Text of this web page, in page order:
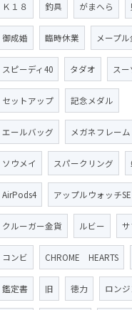
Ｋ１８ 釣具 がまへら
御成婚 臨時休業 メープル
スピーディ40 タダオ スー
セットアップ 記念メダル
エールバッグ メガネフレーム
ソウメイ スパークリング
AirPods4 アップルウォッチSE
クルーガー金貨 ルビー
コンビ CHROME HEARTS
鑑定書 旧 徳力 ロンジ